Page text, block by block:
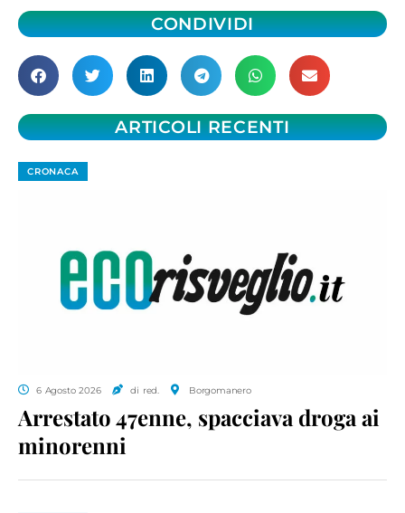
CONDIVIDI
ARTICOLI RECENTI
CRONACA
6 Agosto 2026 di red. Borgomanero
Arrestato 47enne, spacciava droga ai
minorenni